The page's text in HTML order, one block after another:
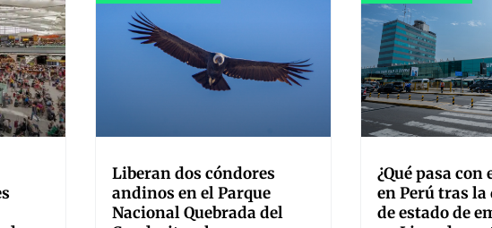
Liberan dos cóndores
andinos en el Parque
Nacional Quebrada del
¿Qué pasa
en Perú tras
de estado de